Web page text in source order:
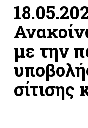
με την
σίτισης